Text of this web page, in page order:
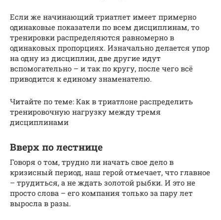
Если же начинающий триатлет имеет примерно
одинаковые показатели по всем дисциплинам, то
тренировки распределяются равномерно в
одинаковых пропорциях. Изначально делается упор
на одну из дисциплин, две другие идут
вспомогательно – и так по кругу, после чего всё
приводится к единому знаменателю.
Читайте по теме: Как в триатлоне распределить
тренировочную нагрузку между тремя
дисциплинами
Вверх по лестнице
Говоря о том, трудно ли начать свое дело в
кризисный период, наш герой отмечает, что главное
– трудиться, а не ждать золотой рыбки. И это не
просто слова – его компания только за пару лет
выросла в разы.